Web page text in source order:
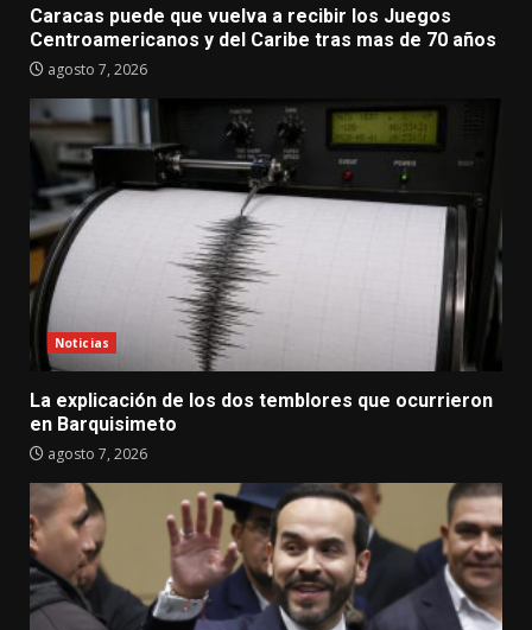
Caracas puede que vuelva a recibir los Juegos
Centroamericanos y del Caribe tras mas de 70 años
agosto 7, 2026
Noticias
La explicación de los dos temblores que ocurrieron
en Barquisimeto
agosto 7, 2026